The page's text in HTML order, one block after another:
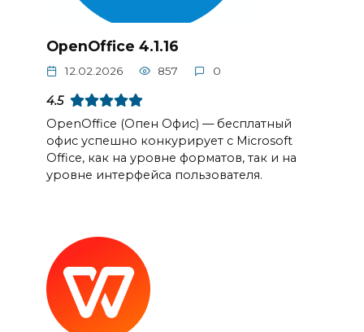
OpenOffice 4.1.16
12.02.2026 857 0
4.5
OpenOffice (Опен Офис) — бесплатный
офис успешно конкурирует с Microsoft
Office, как на уровне форматов, так и на
уровне интерфейса пользователя.